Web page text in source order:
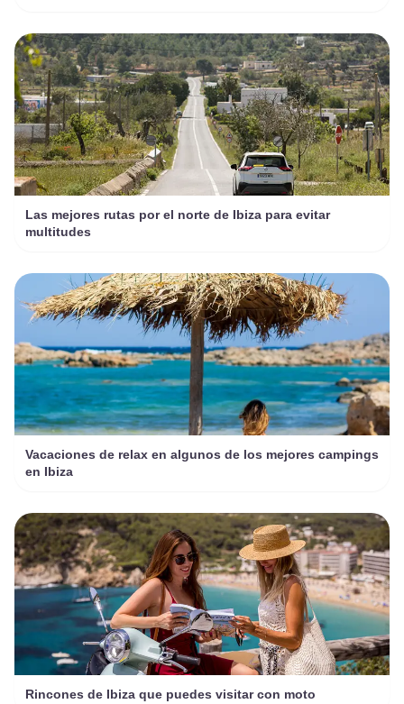
Las mejores rutas por el norte de Ibiza para evitar
multitudes
Vacaciones de relax en algunos de los mejores campings
en Ibiza
Rincones de Ibiza que puedes visitar con moto